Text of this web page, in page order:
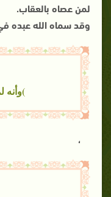
لمن عصاه بالعقاب.
وقد سماه الله عبده
)وأنه
،